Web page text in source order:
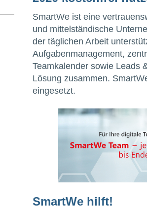
SmartWe ist eine
und mittelständische
der täglichen Arbeit
Aufgabenmanagement,
Teamkalender sowie Leads
Lösung zusammen.
eingesetzt.
SmartWe hilft!